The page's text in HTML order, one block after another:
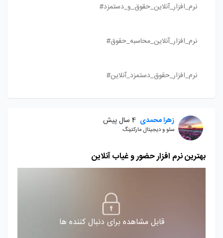
نرم_افزار_آنلاین_حقوق_و_دستمزد#
نرم_افزار_آنلاین_محاسبه_حقوق#
نرم_افزار_حقوق_دستمزد_آنلاین#
زهرا محمدی 4 سال پیش
سئو و دیجیتال مارکتینگ
بهترین نرم افزار حضور و غیاب آنلاین
قابل مشاهده برای دنبال کننده ها